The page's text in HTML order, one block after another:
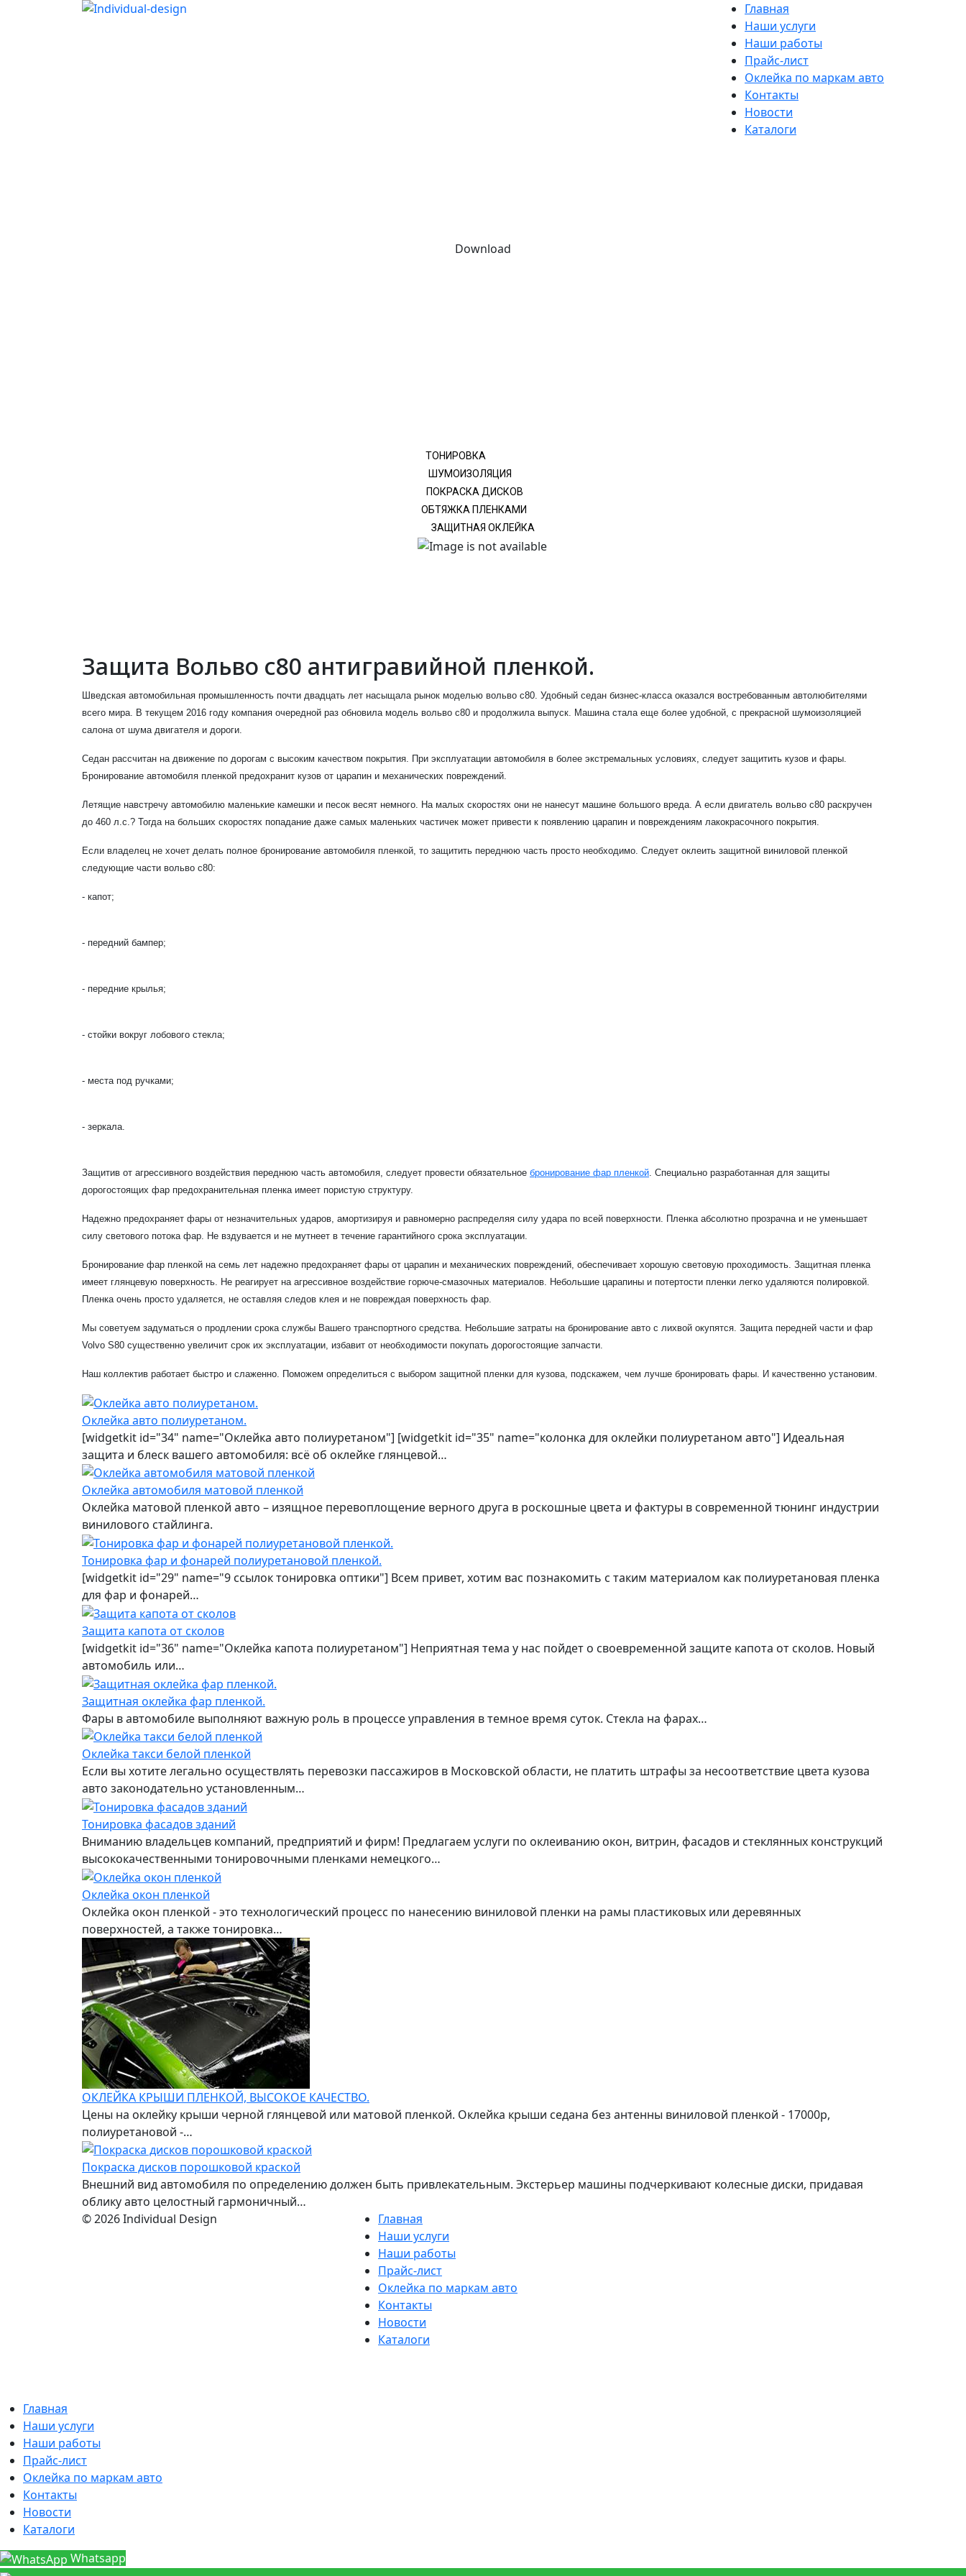
Главная
Наши услуги
Наши работы
Прайс-лист
Оклейка по маркам авто
Контакты
Новости
Каталоги
Download
ТОНИРОВКА
ШУМОИЗОЛЯЦИЯ
ПОКРАСКА ДИСКОВ
ОБТЯЖКА ПЛЕНКАМИ
ЗАЩИТНАЯ ОКЛЕЙКА
Защита Вольво с80 антигравийной пленкой.
Шведская автомобильная промышленность почти двадцать лет насыщала рынок моделью вольво с80. Удобный седан бизнес-класса оказался востребованным автолюбителями
всего мира. В текущем 2016 году компания очередной раз обновила модель вольво с80 и продолжила выпуск. Машина стала еще более удобной, с прекрасной шумоизоляцией
салона от шума двигателя и дороги.
Седан рассчитан на движение по дорогам с высоким качеством покрытия. При эксплуатации автомобиля в более экстремальных условиях, следует защитить кузов и фары.
Бронирование автомобиля пленкой предохранит кузов от царапин и механических повреждений.
Летящие навстречу автомобилю маленькие камешки и песок весят немного. На малых скоростях они не нанесут машине большого вреда. А если двигатель вольво с80 раскручен
до 460 л.с.? Тогда на больших скоростях попадание даже самых маленьких частичек может привести к появлению царапин и повреждениям лакокрасочного покрытия.
Если владелец не хочет делать полное бронирование автомобиля пленкой, то защитить переднюю часть просто необходимо. Следует оклеить защитной виниловой пленкой
следующие части вольво с80:
- капот;
- передний бампер;
- передние крылья;
- стойки вокруг лобового стекла;
- места под ручками;
- зеркала.
Защитив от агрессивного воздействия переднюю часть автомобиля, следует провести обязательное бронирование фар пленкой. Специально разработанная для защиты
дорогостоящих фар предохранительная пленка имеет пористую структуру.
Надежно предохраняет фары от незначительных ударов, амортизируя и равномерно распределяя силу удара по всей поверхности. Пленка абсолютно прозрачна и не уменьшает
силу светового потока фар. Не вздувается и не мутнеет в течение гарантийного срока эксплуатации.
Бронирование фар пленкой на семь лет надежно предохраняет фары от царапин и механических повреждений, обеспечивает хорошую световую проходимость. Защитная пленка
имеет глянцевую поверхность. Не реагирует на агрессивное воздействие горюче-смазочных материалов. Небольшие царапины и потертости пленки легко удаляются полировкой.
Пленка очень просто удаляется, не оставляя следов клея и не повреждая поверхность фар.
Мы советуем задуматься о продлении срока службы Вашего транспортного средства. Небольшие затраты на бронирование авто с лихвой окупятся. Защита передней части и фар
Volvo S80 существенно увеличит срок их эксплуатации, избавит от необходимости покупать дорогостоящие запчасти.
Наш коллектив работает быстро и слаженно. Поможем определиться с выбором защитной пленки для кузова, подскажем, чем лучше бронировать фары. И качественно установим.
Оклейка авто полиуретаном.
[widgetkit id="34" name="Оклейка авто полиуретаном"] [widgetkit id="35" name="колонка для оклейки полиуретаном авто"] Идеальная
защита и блеск вашего автомобиля: всё об оклейке глянцевой…
Оклейка автомобиля матовой пленкой
Оклейка матовой пленкой авто – изящное перевоплощение верного друга в роскошные цвета и фактуры в современной тюнинг индустрии
винилового стайлинга.
Тонировка фар и фонарей полиуретановой пленкой.
[widgetkit id="29" name="9 ссылок тонировка оптики"] Всем привет, хотим вас познакомить с таким материалом как полиуретановая пленка
для фар и фонарей…
Защита капота от сколов
[widgetkit id="36" name="Оклейка капота полиуретаном"] Неприятная тема у нас пойдет о своевременной защите капота от сколов. Новый
автомобиль или…
Защитная оклейка фар пленкой.
Фары в автомобиле выполняют важную роль в процессе управления в темное время суток. Стекла на фарах…
Оклейка такси белой пленкой
Если вы хотите легально осуществлять перевозки пассажиров в Московской области, не платить штрафы за несоответствие цвета кузова
авто законодательно установленным…
Тонировка фасадов зданий
Вниманию владельцев компаний, предприятий и фирм! Предлагаем услуги по оклеиванию окон, витрин, фасадов и стеклянных конструкций
высококачественными тонировочными пленками немецкого…
Оклейка окон пленкой
Оклейка окон пленкой - это технологический процесс по нанесению виниловой пленки на рамы пластиковых или деревянных
поверхностей, а также тонировка…
ОКЛЕЙКА КРЫШИ ПЛЕНКОЙ, ВЫСОКОЕ КАЧЕСТВО.
Цены на оклейку крыши черной глянцевой или матовой пленкой. Оклейка крыши седана без антенны виниловой пленкой - 17000р,
полиуретановой -…
Покраска дисков порошковой краской
Внешний вид автомобиля по определению должен быть привлекательным. Экстерьер машины подчеркивают колесные диски, придавая
облику авто целостный гармоничный…
© 2026 Individual Design
Главная
Наши услуги
Наши работы
Прайс-лист
Оклейка по маркам авто
Контакты
Новости
Каталоги
Главная
Наши услуги
Наши работы
Прайс-лист
Оклейка по маркам авто
Контакты
Новости
Каталоги
Whatsapp